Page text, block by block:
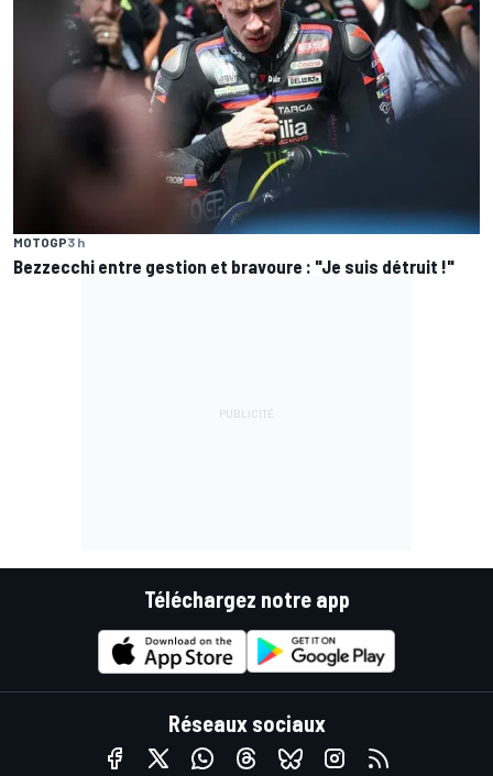
MOTOGP3 h
Bezzecchi entre gestion et bravoure : "Je suis détruit !"
Téléchargez notre app
Réseaux sociaux